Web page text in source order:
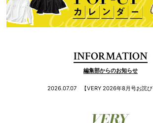
INFORMATION
編集部からのお知らせ
2026.07.07 【VERY 2026年8月号お詫び